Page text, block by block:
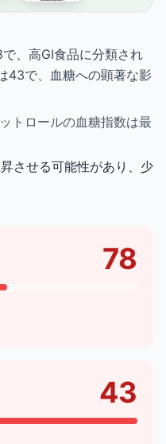
、高GI食品に分類され
43で、血糖への顕著な影
トロールの血糖指数は最
させる可能性があり、少
78
43